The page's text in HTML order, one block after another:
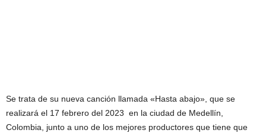
Se trata de su nueva canción llamada «Hasta abajo», que se
realizará el 17 febrero del 2023 en la ciudad de Medellín,
Colombia, junto a uno de los mejores productores que tiene que